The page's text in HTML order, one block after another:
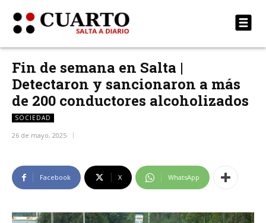
Fin de semana en Salta |
Detectaron y sancionaron a más
de 200 conductores alcoholizados
SOCIEDAD
26 de mayo, 2025
Facebook X WhatsApp